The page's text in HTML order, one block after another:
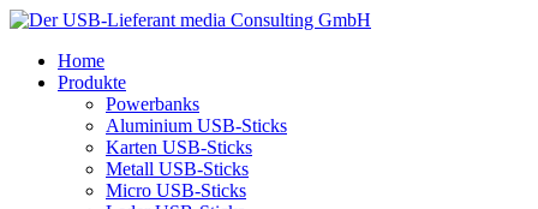
Home
Produkte
Powerbanks
Aluminium USB-Sticks
Karten USB-Sticks
Metall USB-Sticks
Micro USB-Sticks